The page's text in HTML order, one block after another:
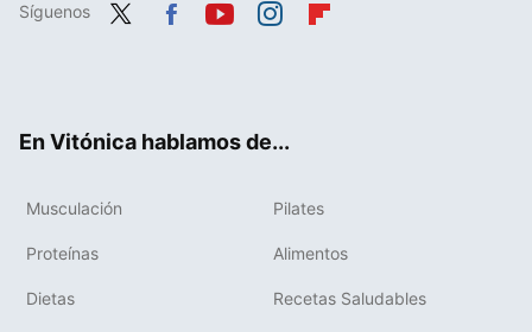
Síguenos
En Vitónica hablamos de...
Musculación Pilates
Proteínas Alimentos
Dietas Recetas Saludables